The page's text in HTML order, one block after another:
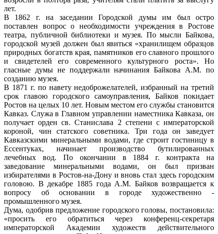
лет.
В 1862 г. на заседании Городской думы им был остро
поставлен вопрос о необходимости учреждения в Ростове
театра, публичной библиотеки и музея. По мысли Байкова,
городской музей должен был явиться «хранилищем образцов
природных богатств края, памятников его славного прошлого
и свидетелей его современного культурного роста». Но
гласные думы не поддержали начинания Байкова А.М. по
созданию музея.
В 1871 г. по навету недоброжелателей, избранный на третий
срок главою городского самоуправления, Байков покидает
Ростов на целых 10 лет. Новым местом его службы становится
Кавказ. Служа в Главном управлении наместника Кавказа, он
получает орден св. Станислава 2 степени с императорской
короной, чин статского советника. Три года он заведует
Кавказскими минеральными водами, где строит гостиницу в
Ессентуках, начинает производство бутилированных
лечебных вод. По окончании в 1884 г. контракта на
заведование минеральными водами, он был призван
избирателями в Ростов-на-Дону и вновь стал здесь городским
головою. В декабре 1885 года А.М. Байков возвращается к
вопросу об основании в городе художественно -
промышленного музея.
Дума, одобрив предложение городского головы, постановила:
«просить его обратиться через конференц-секретаря
императорской Академии художеств действительного